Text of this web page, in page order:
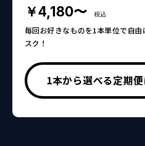
￥4,180〜 税込
毎回お好きなものを1本単位で自
スク！
1本から選べる定期